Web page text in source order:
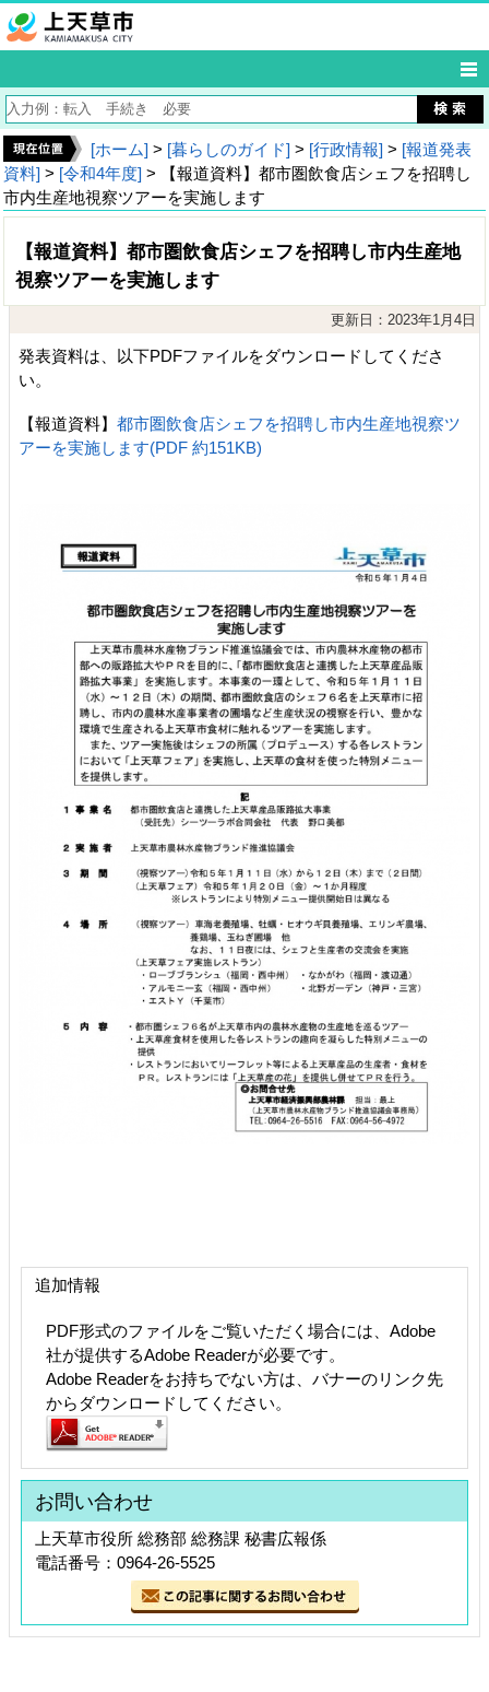
[ホーム] > [暮らしのガイド] > [行政情報] > [報道発表
資料] > [令和4年度] > 【報道資料】都市圏飲食店シェフを招聘し
市内生産地視察ツアーを実施します
【報道資料】都市圏飲食店シェフを招聘し市内生産地
視察ツアーを実施します
更新日：2023年1月4日
発表資料は、以下PDFファイルをダウンロードしてくださ
い。
【報道資料】 都市圏飲食店シェフを招聘し市内生産地視察ツ
アーを実施します(PDF 約151KB)
追加情報
PDF形式のファイルをご覧いただく場合には、Adobe
社が提供するAdobe Readerが必要です。
Adobe Readerをお持ちでない方は、バナーのリンク先
からダウンロードしてください。
お問い合わせ
上天草市役所 総務部 総務課 秘書広報係
電話番号：0964-26-5525